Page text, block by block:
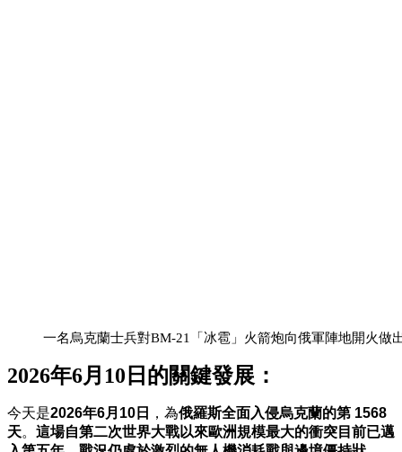
一名烏克蘭士兵對BM-21「冰雹」火箭炮向俄軍陣地開火做
2026年6月10日 的關鍵發展：
今天是2026年6月10日 ，為俄羅斯全面入侵烏克蘭的第 1568
天。 這場自第二次世界大戰以來歐洲規模最大的衝突目前已邁